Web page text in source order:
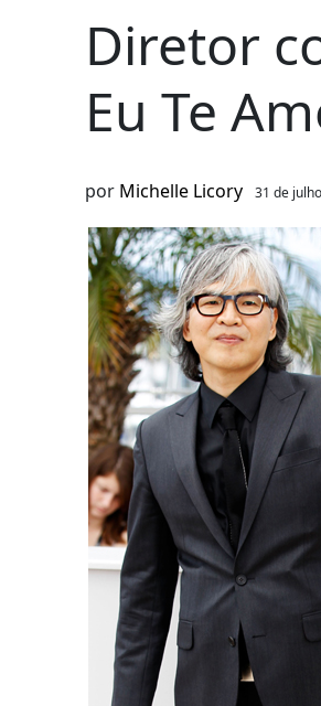
Diretor
Eu Te
por Michelle Licory 31 de